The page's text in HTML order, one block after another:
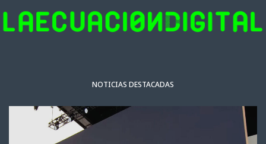
NOTICIAS DESTACADAS